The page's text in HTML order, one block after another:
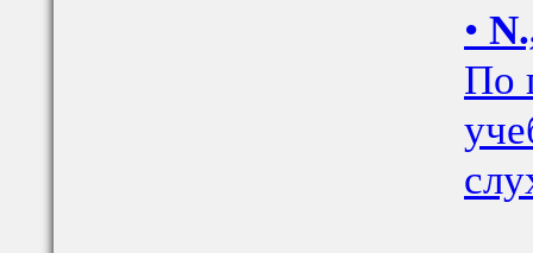
•
По